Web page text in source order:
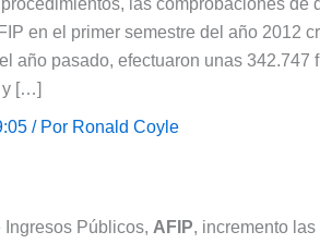
las comprobaciones de
en el primer semestre del año 2012
año pasado, efectuaron unas
y […]
/ Por Ronald Coyle
Ingresos Públicos, AFIP, incremento